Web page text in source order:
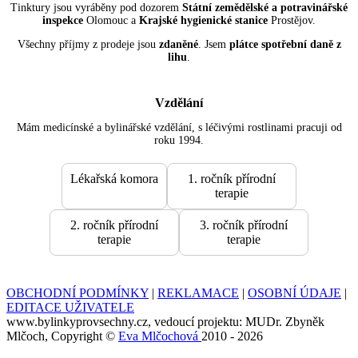
Tinktury jsou vyráběny pod dozorem Státní zemědělské a potravinářské
inspekce Olomouc a Krajské hygienické stanice Prostějov.
Všechny příjmy z prodeje jsou zdaněné. Jsem plátce spotřební daně z
lihu.
Vzdělání
Mám medicínské a bylinářské vzdělání, s léčivými rostlinami pracuji od
roku 1994.
Lékařská komora
1. ročník přírodní
terapie
2. ročník přírodní
terapie
3. ročník přírodní
terapie
OBCHODNÍ PODMÍNKY | REKLAMACE | OSOBNÍ ÚDAJE |
EDITACE UŽIVATELE
www.bylinkyprovsechny.cz, vedoucí projektu: MUDr. Zbyněk
Mlčoch, Copyright © Eva Mlčochová 2010 - 2026